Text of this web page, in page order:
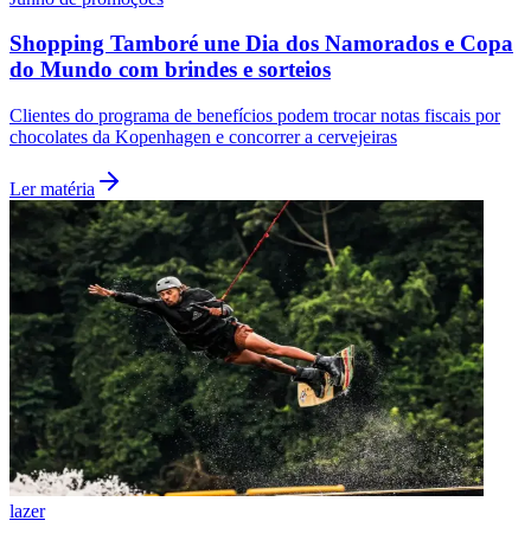
Santos
Shopping Tamboré une Dia dos Namorados e Copa
do Mundo com brindes e sorteios
Clientes do programa de benefícios podem trocar notas fiscais por
chocolates da Kopenhagen e concorrer a cervejeiras
Ler matéria
lazer